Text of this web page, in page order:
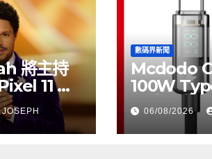
將主持
11 推
JOSEPH
數碼界新聞
Mcdodo
100W
正式上市
HK$115
06/08/2026